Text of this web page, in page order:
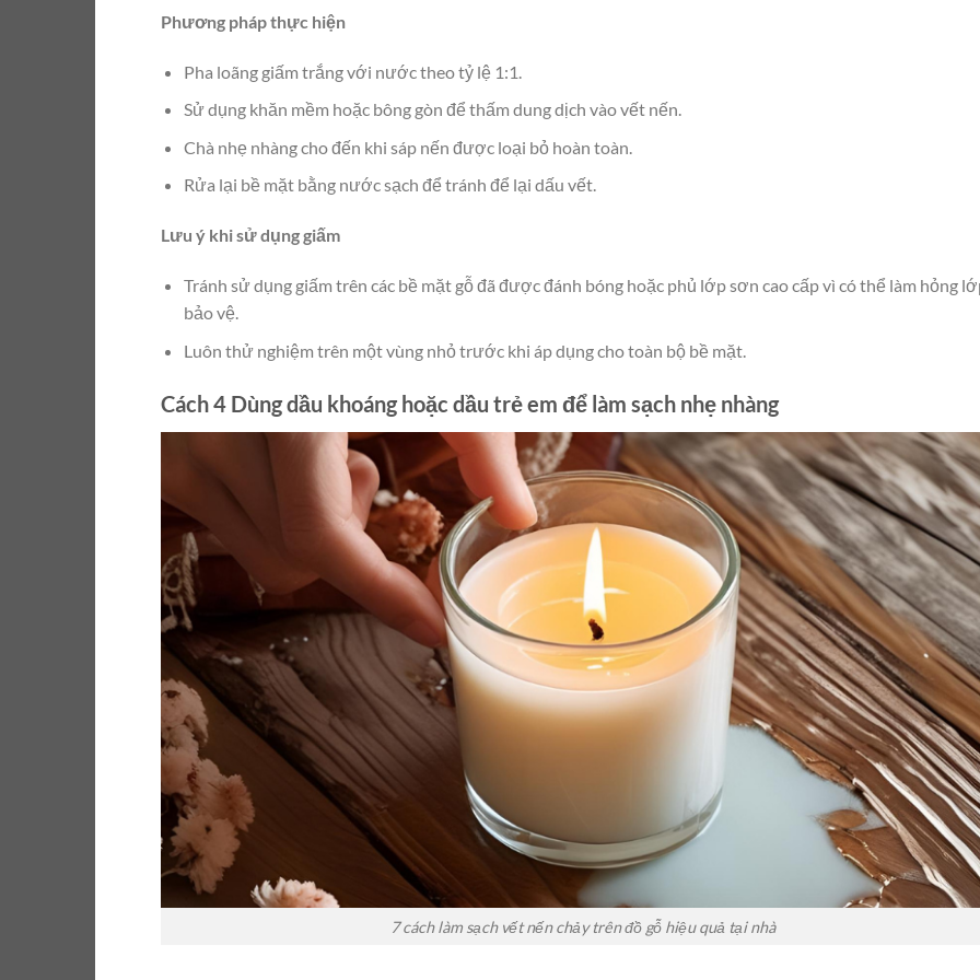
Phương pháp thực hiện
Pha loãng giấm trắng với nước theo tỷ lệ 1:1.
Sử dụng khăn mềm hoặc bông gòn để thấm dung dịch vào vết nến.
Chà nhẹ nhàng cho đến khi sáp nến được loại bỏ hoàn toàn.
Rửa lại bề mặt bằng nước sạch để tránh để lại dấu vết.
Lưu ý khi sử dụng giấm
Tránh sử dụng giấm trên các bề mặt gỗ đã được đánh bóng hoặc phủ lớp sơn cao cấp vì có thể làm hỏng
bảo vệ.
Luôn thử nghiệm trên một vùng nhỏ trước khi áp dụng cho toàn bộ bề mặt.
Cách 4 Dùng dầu khoáng hoặc dầu trẻ em để làm sạch nhẹ nhàng
7 cách làm sạch vết nến chảy trên đồ gỗ hiệu quả tại nhà